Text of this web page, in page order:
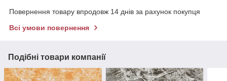
Повернення товару впродовж 14 днів за рахунок покупця
Всі умови повернення
Подібні товари компанії